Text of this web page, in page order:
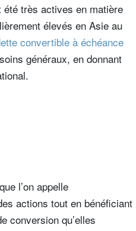
été très actives en matière
élevés en Asie au
convertible à échéance
généraux, en donnant
l’on appelle
actions tout en bénéficiant
conversion qu’elles